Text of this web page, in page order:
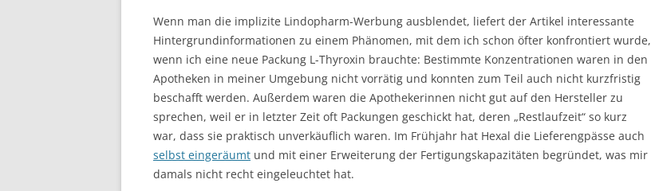
Wenn man die implizite Lindopharm-Werbung ausblendet, liefert der Artikel interessante
Hintergrundinformationen zu einem Phänomen, mit dem ich schon öfter konfrontiert wurde,
wenn ich eine neue Packung L-Thyroxin brauchte: Bestimmte Konzentrationen waren in den
Apotheken in meiner Umgebung nicht vorrätig und konnten zum Teil auch nicht kurzfristig
beschafft werden. Außerdem waren die Apothekerinnen nicht gut auf den Hersteller zu
sprechen, weil er in letzter Zeit oft Packungen geschickt hat, deren „Restlaufzeit“ so kurz
war, dass sie praktisch unverkäuflich waren. Im Frühjahr hat Hexal die Lieferengpässe auch
selbst eingeräumt und mit einer Erweiterung der Fertigungskapazitäten begründet, was mir
damals nicht recht eingeleuchtet hat.